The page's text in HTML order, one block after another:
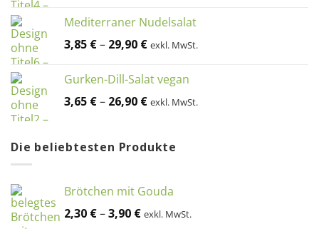
Mediterraner Nudelsalat
3,85 €– 29,90 € exkl. MwSt.
Gurken-Dill-Salat vegan
3,65 €– 26,90 € exkl. MwSt.
Die beliebtesten Produkte
Brötchen mit Gouda
2,30 €–3,90 € exkl. MwSt.